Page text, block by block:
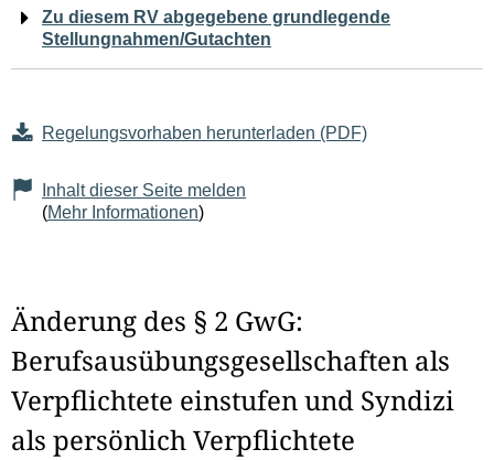
Zu diesem RV abgegebene grundlegende
Stellungnahmen/Gutachten
Regelungsvorhaben herunterladen (PDF)
Inhalt dieser Seite melden
(Mehr Informationen)
Änderung des § 2 GwG:
Berufsausübungsgesellschaften als
Verpflichtete einstufen und Syndizi
als persönlich Verpflichtete